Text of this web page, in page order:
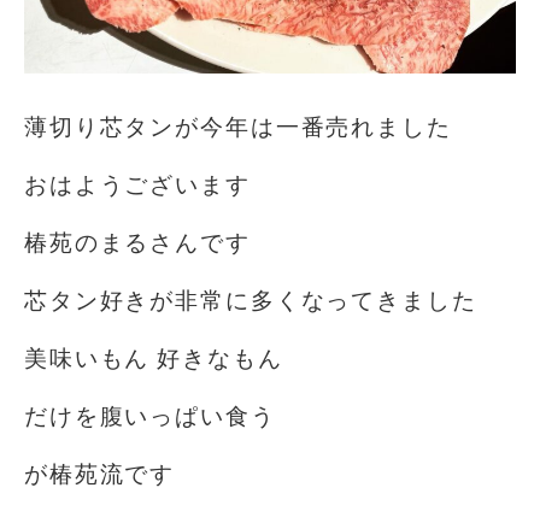
薄切り芯タンが今年は一番売れました
おはようございます️
椿苑のまるさんです
芯タン好きが非常に多くなってきました
美味いもん 好きなもん
だけを腹いっぱい食う
が椿苑流です